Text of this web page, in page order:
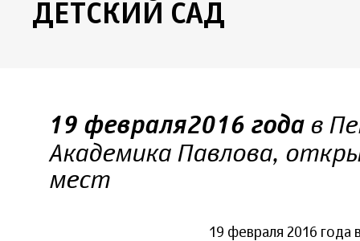
ДЕТСКИЙ САД
19 февраля 2016 годав
Академика Павлова,
мест
19 февраля 2016 года